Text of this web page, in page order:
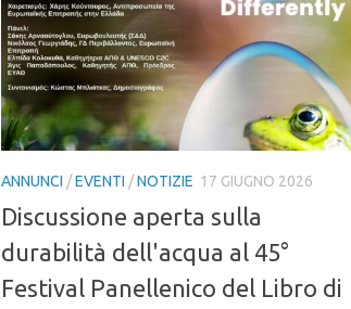
ANNUNCI /EVENTI /NOTIZIE 17 GIUGNO 2026
Discussione aperta sulla
durabilità dell'acqua al 45°
Festival Panellenico del Libro di